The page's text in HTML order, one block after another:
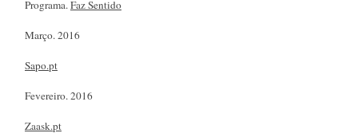
Programa. Faz Sentido
Março. 2016
Sapo.pt
Fevereiro. 2016
Zaask.pt